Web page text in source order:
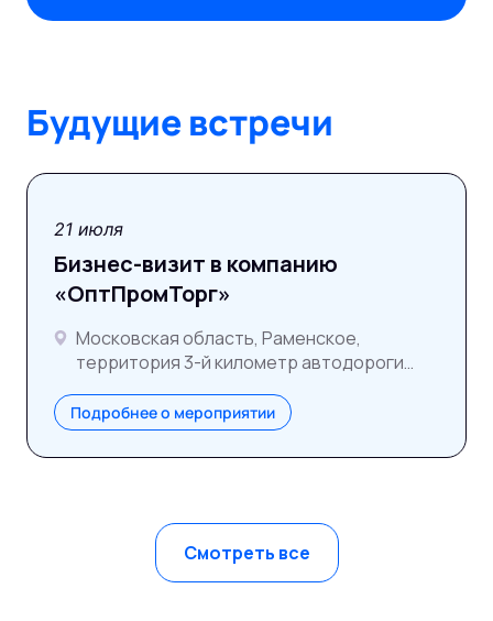
Будущие встречи
21 июля
Бизнес-визит в компанию
«ОптПромТорг»
Московская область, Раменское,
территория 3-й километр автодороги
Подробнее о мероприятии
Смотреть все